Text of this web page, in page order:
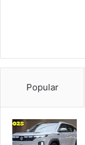
Popular